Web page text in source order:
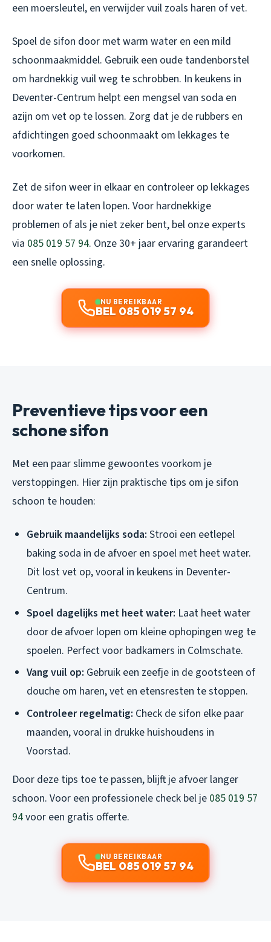
een moersleutel, en verwijder vuil zoals haren of vet.
Spoel de sifon door met warm water en een mild
schoonmaakmiddel. Gebruik een oude tandenborstel
om hardnekkig vuil weg te schrobben. In keukens in
Deventer-Centrum helpt een mengsel van soda en
azijn om vet op te lossen. Zorg dat je de rubbers en
afdichtingen goed schoonmaakt om lekkages te
voorkomen.
Zet de sifon weer in elkaar en controleer op lekkages
door water te laten lopen. Voor hardnekkige
problemen of als je niet zeker bent, bel onze experts
via 085 019 57 94. Onze 30+ jaar ervaring garandeert
een snelle oplossing.
NU BEREIKBAAR
BEL 085 019 57 94
Preventieve tips voor een
schone sifon
Met een paar slimme gewoontes voorkom je
verstoppingen. Hier zijn praktische tips om je sifon
schoon te houden:
Gebruik maandelijks soda: Strooi een eetlepel
baking soda in de afvoer en spoel met heet water.
Dit lost vet op, vooral in keukens in Deventer-
Centrum.
Spoel dagelijks met heet water: Laat heet water
door de afvoer lopen om kleine ophopingen weg te
spoelen. Perfect voor badkamers in Colmschate.
Vang vuil op: Gebruik een zeefje in de gootsteen of
douche om haren, vet en etensresten te stoppen.
Controleer regelmatig: Check de sifon elke paar
maanden, vooral in drukke huishoudens in
Voorstad.
Door deze tips toe te passen, blijft je afvoer langer
schoon. Voor een professionele check bel je 085 019 57
94voor een gratis offerte.
NU BEREIKBAAR
BEL 085 019 57 94